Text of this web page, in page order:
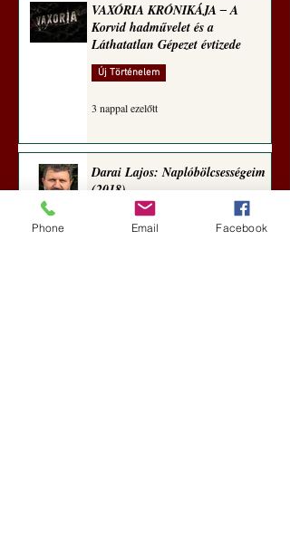
VAXÓRIA KRÓNIKÁJA ‒ A
Korvid hadművelet és a
Láthatatlan Gépezet évtizede
Új Történelem
3 nappal ezelőtt
Darai Lajos: Naplóbölcsességeim
(2018)
Phone Email Facebook